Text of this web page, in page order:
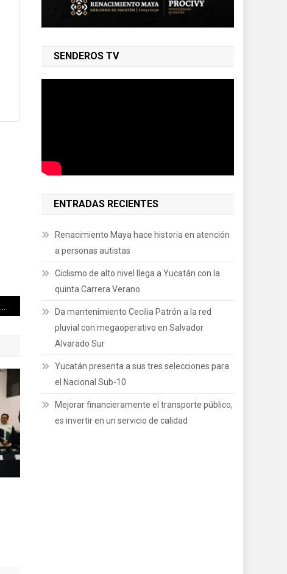
SENDEROS TV
ENTRADAS RECIENTES
Renacimiento Maya hace historia en atención
a personas autistas
Ciclismo de alto nivel llega a Yucatán con la
quinta Carrera Verano
Da mantenimiento Cecilia Patrón a la red
pluvial con megaoperativo en Salvador
Alvarado Sur
Yucatán presenta a sus tres selecciones para
el Nacional Sub-10
Mejorar financieramente el transporte público,
es invertir en un servicio de calidad